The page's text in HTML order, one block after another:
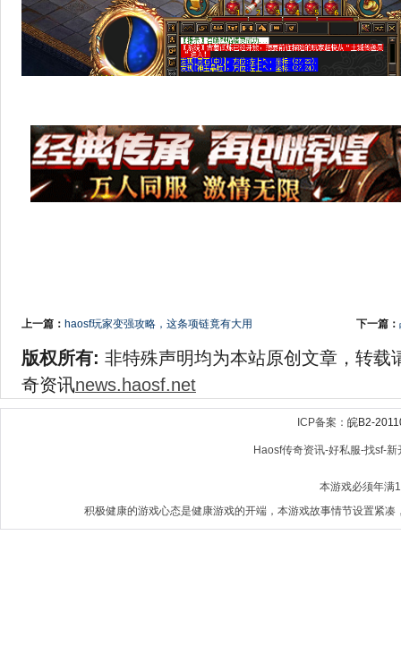
上一篇： haosf玩家变强攻略，这条项链竟有大用 下一篇：
版权所有: 非特殊声明均为本站原创文章，转载
奇资讯news.haosf.net
ICP备案： 皖B2-
Haosf传奇资讯-好私服-找sf-
本游戏必须年满
积极健康的游戏心态是健康游戏的开端，本游戏故事情节设置紧